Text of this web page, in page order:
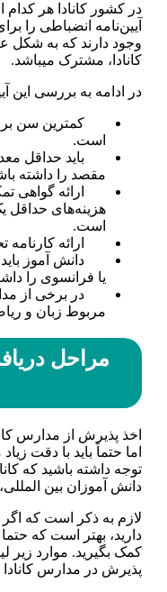
در کشور کانادا هر
آیین‌نامه انضباطی را
وجود دارند که به شکل
کانادا، مشترک می­باشد.
در ادامه به بررسی این
است.
باید حداقل
مقصد را داشته
ارائه گواهی
هزینه‌های حداقل
است.
ارائه کارنامه
دانش آموز
یا فرانسوی را
در برخی از
مربوط زبان و
مراحل
اخذ پذیرش از مدارس
اما حتماً باید با دقت
توجه داشته باشید که
دانش آموزان بین
لازم به ذکر است که اگر
دارید، بهتر است که
کمک بگیرید. موارد زیر
پذیرش در مدارس کانادا